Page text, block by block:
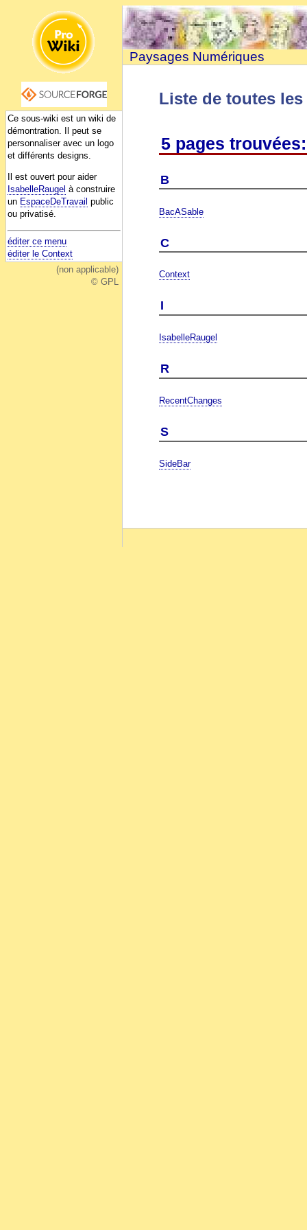
Ce sous-wiki est un wiki de
démontration. Il peut se
personnaliser avec un logo
et différents designs.
Il est ouvert pour aider
IsabelleRaugel à construire
un EspaceDeTravail public
ou privatisé.
éditer ce menu
éditer le Context
(non applicable)
© GPL
Paysages Numériques
Liste de toutes les
5 pages trouvées:
B
BacASable
C
Context
I
IsabelleRaugel
R
RecentChanges
S
SideBar